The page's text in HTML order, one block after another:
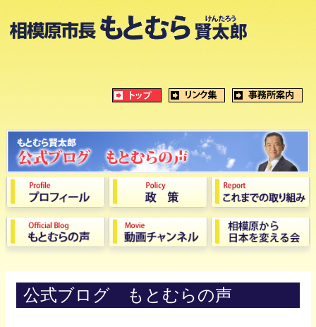
公式ブログ もとむらの声